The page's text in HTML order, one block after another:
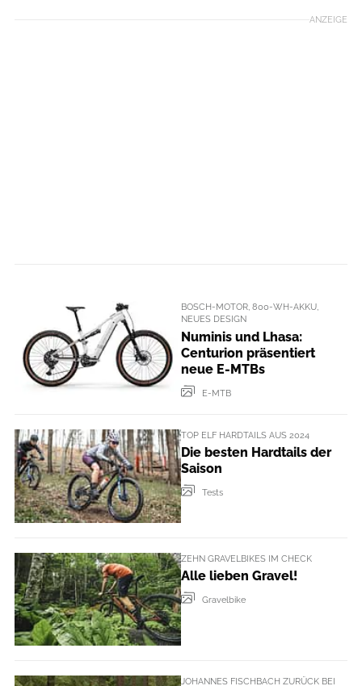
ANZEIGE
BOSCH-MOTOR, 800-WH-AKKU,
NEUES DESIGN
Numinis und Lhasa:
Centurion präsentiert
neue E-MTBs
E-MTB
TOP ELF HARDTAILS AUS 2024
Die besten Hardtails der
Saison
Tests
ZEHN GRAVELBIKES IM CHECK
Alle lieben Gravel!
Gravelbike
JOHANNES FISCHBACH ZURÜCK BEI